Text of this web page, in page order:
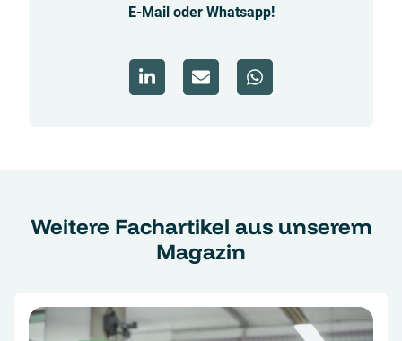
E-Mail oder Whatsapp!
Weitere Fachartikel aus unserem
Magazin